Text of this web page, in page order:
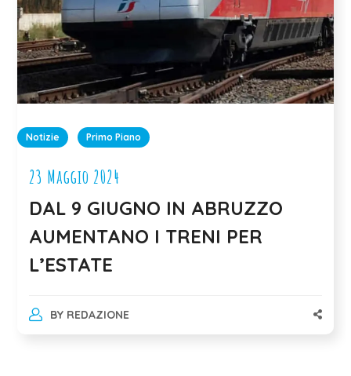
Notizie Primo Piano
23 Maggio 2024
DAL 9 GIUGNO IN ABRUZZO
AUMENTANO I TRENI PER
L’ESTATE
BY REDAZIONE